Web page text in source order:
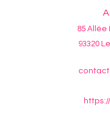
85 Allée
93320